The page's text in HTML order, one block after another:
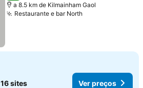
a 8.5 km de Kilmainham Gaol
Restaurante e bar NorthVer preços
16 sites Ver preços